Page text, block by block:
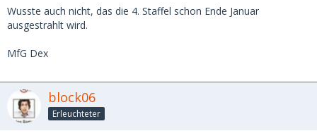
Wusste auch nicht, das die 4. Staffel schon Ende Januar
ausgestrahlt wird.
MfG Dex
block06
Erleuchteter